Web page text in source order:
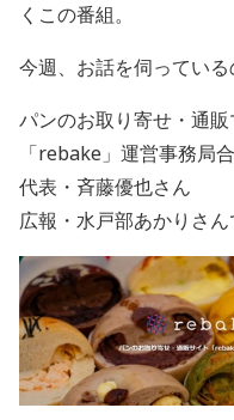
くこの番組。
今週、お話を伺っている
パンのお取り寄せ・通販
「rebake」運営事務局
代表・斉藤優也さん
広報・水戸部あかりさん